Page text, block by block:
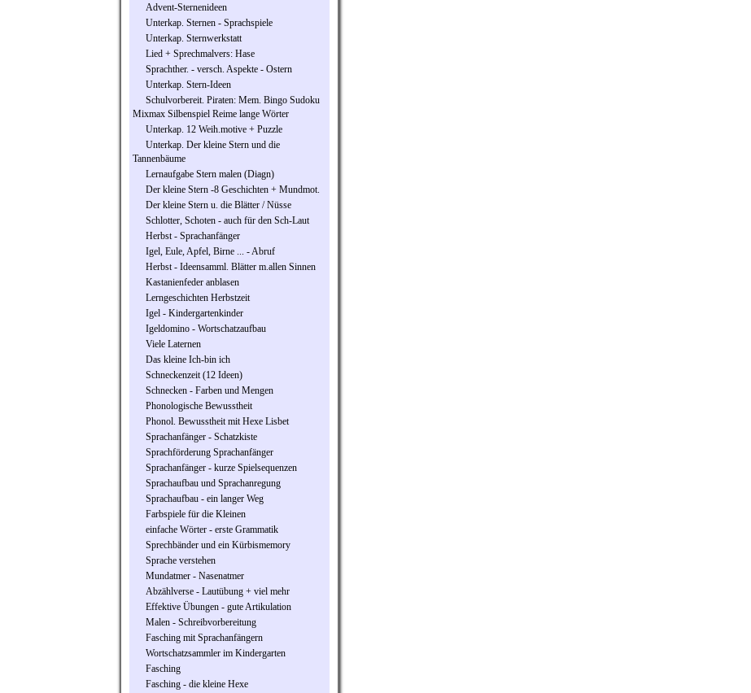
Advent-Sternenideen
Unterkap. Sternen - Sprachspiele
Unterkap. Sternwerkstatt
Lied + Sprechmalvers: Hase
Sprachther. - versch. Aspekte - Ostern
Unterkap. Stern-Ideen
Schulvorbereit. Piraten: Mem. Bingo Sudoku
Mixmax Silbenspiel Reime lange Wörter
Unterkap. 12 Weih.motive + Puzzle
Unterkap. Der kleine Stern und die
Tannenbäume
Lernaufgabe Stern malen (Diagn)
Der kleine Stern -8 Geschichten + Mundmot.
Der kleine Stern u. die Blätter / Nüsse
Schlotter, Schoten - auch für den Sch-Laut
Herbst - Sprachanfänger
Igel, Eule, Apfel, Birne ... - Abruf
Herbst - Ideensamml. Blätter m.allen Sinnen
Kastanienfeder anblasen
Lerngeschichten Herbstzeit
Igel - Kindergartenkinder
Igeldomino - Wortschatzaufbau
Viele Laternen
Das kleine Ich-bin ich
Schneckenzeit (12 Ideen)
Schnecken - Farben und Mengen
Phonologische Bewusstheit
Phonol. Bewusstheit mit Hexe Lisbet
Sprachanfänger - Schatzkiste
Sprachförderung Sprachanfänger
Sprachanfänger - kurze Spielsequenzen
Sprachaufbau und Sprachanregung
Sprachaufbau - ein langer Weg
Farbspiele für die Kleinen
einfache Wörter - erste Grammatik
Sprechbänder und ein Kürbismemory
Sprache verstehen
Mundatmer - Nasenatmer
Abzählverse - Lautübung + viel mehr
Effektive Übungen - gute Artikulation
Malen - Schreibvorbereitung
Fasching mit Sprachanfängern
Wortschatzsammler im Kindergarten
Fasching
Fasching - die kleine Hexe